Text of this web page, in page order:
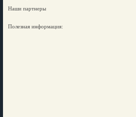
Наши партнеры
Полезная информация: